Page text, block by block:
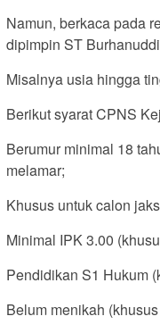
Namun, berkaca pada
dipimpin ST
Misalnya usia hingga
Berikut syarat CPNS
Berumur minimal 18
melamar;
Khusus untuk calon
Minimal IPK 3.00
Pendidikan S1 Hukum
Belum menikah